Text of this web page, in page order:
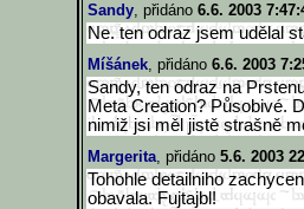
Sandy, přidáno 6.6. 2003
Ne. ten odraz jsem udělal
Míšánek, přidáno 6.6. 2003
Sandy, ten odraz na
Meta Creation? Působivé.
nimiž jsi měl jistě strašně
Margerita, přidáno 5.6. 2003
Tohohle detailniho
obavala. Fujtajbl!